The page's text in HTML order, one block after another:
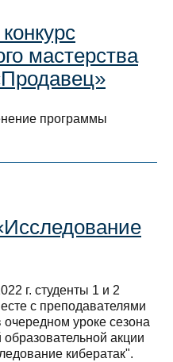
мастерства
программы
г. студенты 1 и 2
с преподавателями
уроке сезона
образовательной акции
кибератак".